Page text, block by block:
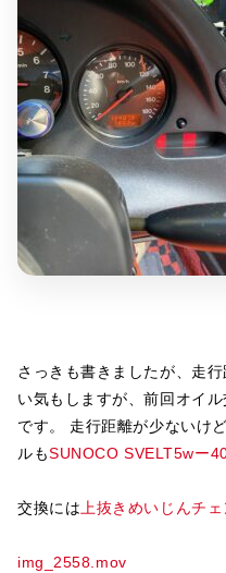
さっきも書きましたが、走
い気もしますが、前回オイ
です。 走行距離が少ないけ
ルもSUNOCO SVELT5wー
交換には 上抜きめいじんチ
img_2558.mov